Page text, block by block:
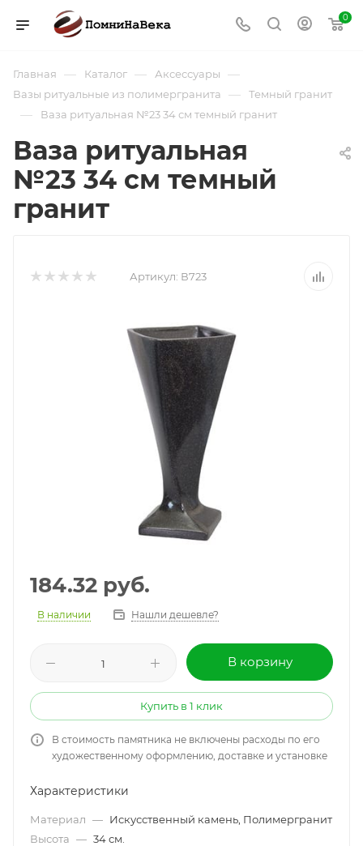
0
Главная — Каталог — Аксессуары —
Вазы ритуальные из полимергранита — Темный гранит
— Ваза ритуальная №23 34 см темный гранит
Ваза ритуальная
№23 34 см темный
гранит
Артикул: В723
184.32 руб.
В наличии Нашли дешевле?
В корзину
Купить в 1 клик
В стоимость памятника не включены расходы по его
художественному оформлению, доставке и установке
Характеристики
Материал — Искусственный камень, Полимергранит
Высота — 34 см.